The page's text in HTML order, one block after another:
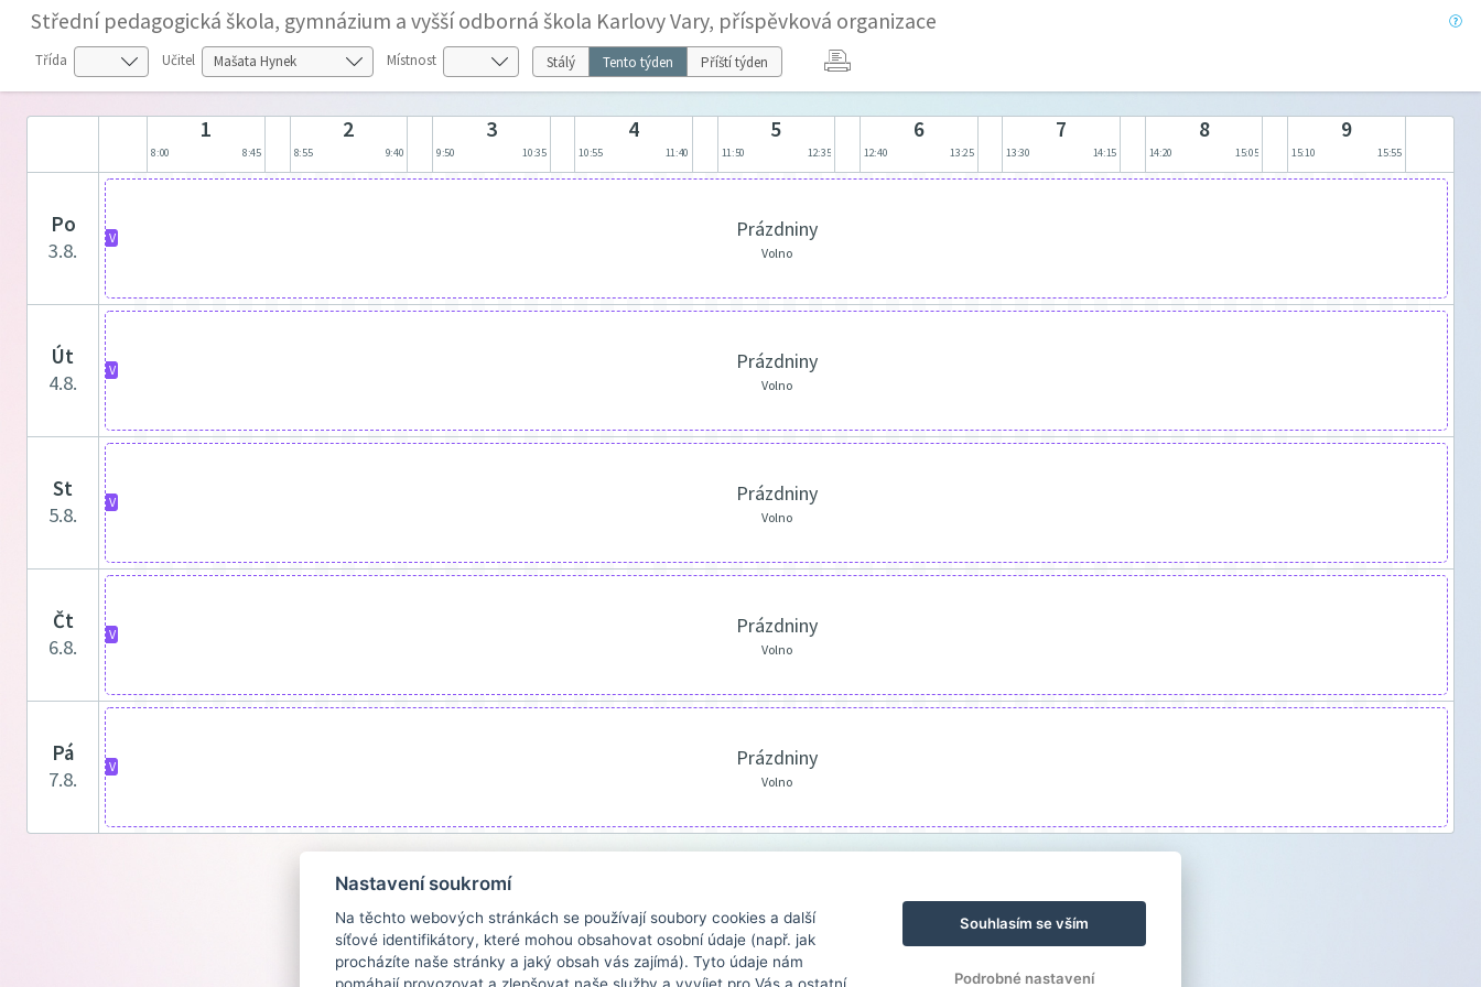
Střední pedagogická škola, gymnázium a vyšší odborná škola Karlovy Vary, příspěvková organizace
Třída Učitel Místnost Stálý Tento týden Příští týden
1
8:00 8:45
2
8:55 9:40
3
9:50 10:35
4
10:55 11:40
5
11:50 12:35
6
12:40 13:25
7
13:30 14:15
8
14:20 15:05
9
15:10 15:55
po
3.8.
V Prázdniny
Volno
út
4.8.
V Prázdniny
Volno
st
5.8.
V Prázdniny
Volno
čt
6.8.
V Prázdniny
Volno
pá
7.8.
V Prázdniny
Volno
Nastavení soukromí
Na těchto webových stránkách se používají soubory cookies a další
síťové identifikátory, které mohou obsahovat osobní údaje (např. jak
procházíte naše stránky a jaký obsah vás zajímá). Tyto údaje nám
Souhlasím se vším
Podrobné nastavení